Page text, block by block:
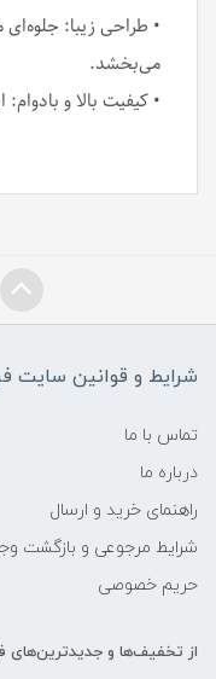
• طراحی زیبا:
می‌بخشد.
• کیفیت بالا و بادوام:
شرایط و قوانین سایت
تماس با ما
درباره ما
راهنمای خرید و ارسال
شرایط مرجوعی و بازگشت
حریم خصوصی
از تخفیف‌ها و جدیدترین‌های